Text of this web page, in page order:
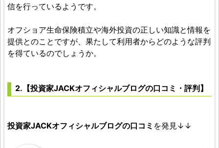
信を行っているようです。
オフショア生命保険積立や海外投資の正しい知識と情報を
提供とのことですが、果たして利用者からどのような評判
を得ているのでしょうか。
2.【投資家JACKオフィシャルブログの口コミ・評判】
投資家JACKオフィシャルブログの口コミ を発見↓↓